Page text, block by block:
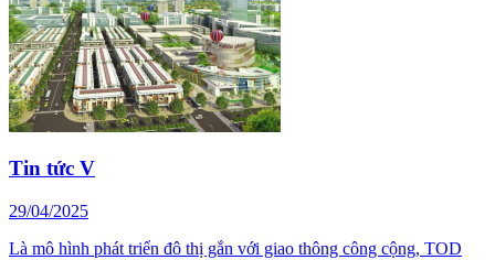
Tin tức V
29/04/2025
Là mô hình phát triển đô thị gắn với giao thông công cộng, TOD